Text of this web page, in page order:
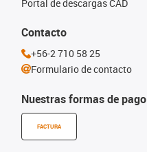
Nuestras formas de pago
FACTURA
Portal de descargas CAD
Contacto
+56-2 710 58 25
Formulario de contacto